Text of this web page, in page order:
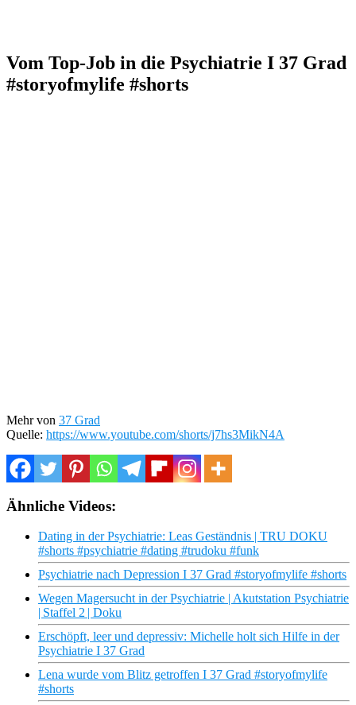
Vom Top-Job in die Psychiatrie I 37 Grad
#storyofmylife #shorts
Mehr von 37 Grad
Quelle: https://www.youtube.com/shorts/j7hs3MikN4A
Ähnliche Videos:
Dating in der Psychiatrie: Leas Geständnis | TRU DOKU
#shorts #psychiatrie #dating #trudoku #funk
Psychiatrie nach Depression I 37 Grad #storyofmylife #shorts
Wegen Magersucht in der Psychiatrie | Akutstation Psychiatrie
| Staffel 2 | Doku
Erschöpft, leer und depressiv: Michelle holt sich Hilfe in der
Psychiatrie I 37 Grad
Lena wurde vom Blitz getroffen I 37 Grad #storyofmylife
#shorts